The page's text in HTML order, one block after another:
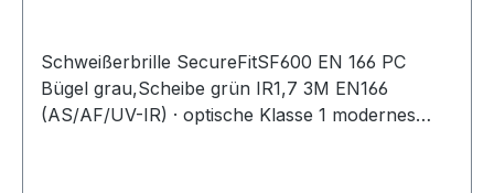
Schweißerbrille SecureFitSF600 EN 166 PC
Bügel grau,Scheibe grün IR1,7 3M EN166
(AS/AF/UV-IR) · optische Klasse 1 modernes